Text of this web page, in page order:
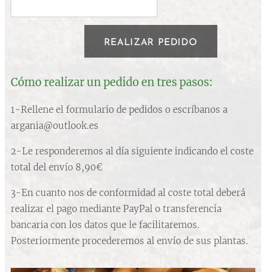
REALIZAR PEDIDO
Cómo realizar un pedido en tres pasos:
1-Rellene el formulario de pedidos o escríbanos a
argania@outlook.es
2-Le responderemos al día siguiente indicando el coste
total del envío 8,90€
3-En cuanto nos de conformidad al coste total deberá
realizar el pago mediante PayPal o transferencia
bancaria con los datos que le facilitaremos.
Posteriormente procederemos al envío de sus plantas.